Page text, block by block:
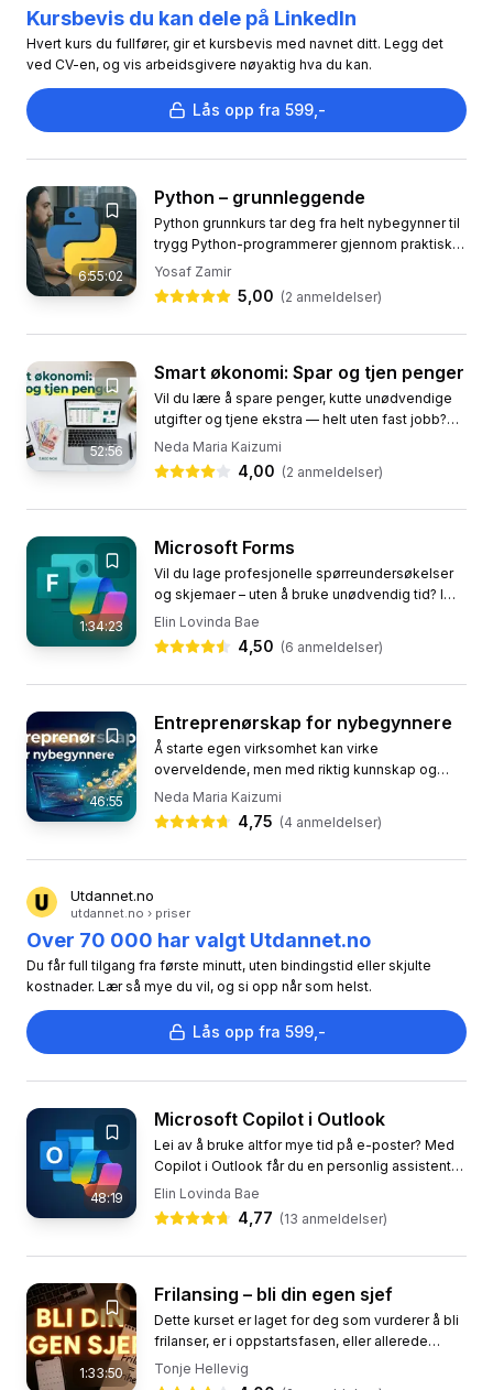
Kursbevis du kan dele på LinkedIn
Hvert kurs du fullfører, gir et kursbevis med navnet ditt. Legg det
ved CV-en, og vis arbeidsgivere nøyaktig hva du kan.
Lås opp fra 599,-
6:55:02
Python – grunnleggende
Python grunnkurs tar deg fra helt nybegynner til
trygg Python-programmerer gjennom praktiske
eksempler og trinnvis veiledning. Du lærer
hvordan du setter opp...
Yosaf Zamir
5,00 (2 anmeldelser)
52:56
Smart økonomi: Spar og tjen penger
Vil du lære å spare penger, kutte unødvendige
utgifter og tjene ekstra — helt uten fast jobb?
Dette kurset gir deg konkrete metoder og
digitale verktøy for å...
Neda Maria Kaizumi
4,00 (2 anmeldelser)
1:34:23
Microsoft Forms
Vil du lage profesjonelle spørreundersøkelser
og skjemaer – uten å bruke unødvendig tid? I
dette kurset lærer du hvordan du kan lage
brukervennlige og ryddige...
Elin Lovinda Bae
4,50 (6 anmeldelser)
46:55
Entreprenørskap for nybegynnere
Å starte egen virksomhet kan virke
overveldende, men med riktig kunnskap og
veiledning blir veien langt enklere. I dette
grunnkurset i entreprenørskap tar Neda...
Neda Maria Kaizumi
4,75 (4 anmeldelser)
Utdannet.no
utdannet.no › priser
Over 70 000 har valgt Utdannet.no
Du får full tilgang fra første minutt, uten bindingstid eller skjulte
kostnader. Lær så mye du vil, og si opp når som helst.
Lås opp fra 599,-
48:19
Microsoft Copilot i Outlook
Lei av å bruke altfor mye tid på e-poster? Med
Copilot i Outlook får du en personlig assistent
som hjelper deg å skrive raskere, kommunisere
tydeligere og...
Elin Lovinda Bae
4,77 (13 anmeldelser)
1:33:50
Frilansing – bli din egen sjef
Dette kurset er laget for deg som vurderer å bli
frilanser, er i oppstartsfasen, eller allerede
jobber som frilanser, men ønsker å styrke
kompetansen og...
Tonje Hellevig